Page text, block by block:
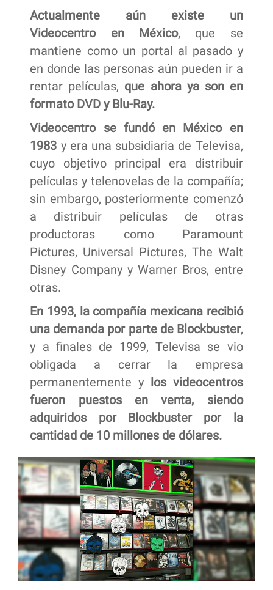
Actualmente aún existe un
Videocentro en México, que se
mantiene como un portal al pasado y
en donde las personas aún pueden ir a
rentar películas, que ahora ya son en
formato DVD y Blu-Ray.
Videocentro se fundó en México en
1983 y era una subsidiaria de Televisa,
cuyo objetivo principal era distribuir
películas y telenovelas de la compañía;
sin embargo, posteriormente comenzó
a distribuir películas de otras
productoras como Paramount
Pictures, Universal Pictures, The Walt
Disney Company y Warner Bros, entre
otras.
En 1993, la compañía mexicana recibió
una demanda por parte de Blockbuster,
y a finales de 1999, Televisa se vio
obligada a cerrar la empresa
permanentemente y
los videocentros
fueron puestos en venta, siendo
adquiridos por Blockbuster por la
cantidad de 10 millones de dólares.